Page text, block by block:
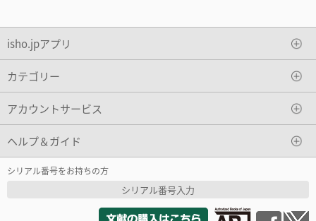
isho.jpアプリ
カテゴリー
アカウントサービス
ヘルプ＆ガイド
シリアル番号をお持ちの方
シリアル番号入力